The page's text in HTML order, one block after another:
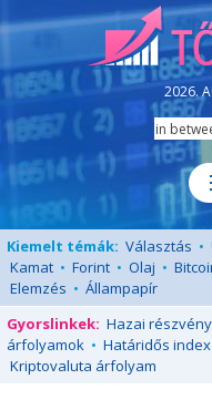
2026.
Kiemelt témák: Választás •
Kamat • Forint • Olaj •
Elemzés • Állampapír
Gyorslinkek: Hazai részvény
árfolyamok • Határidős index
Kriptovaluta árfolyam